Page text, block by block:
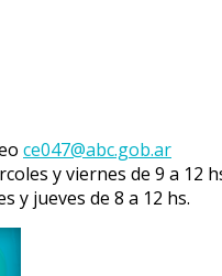
ce047@abc.gob.ar
y viernes de 9 a 12
y jueves de 8 a 12 hs.